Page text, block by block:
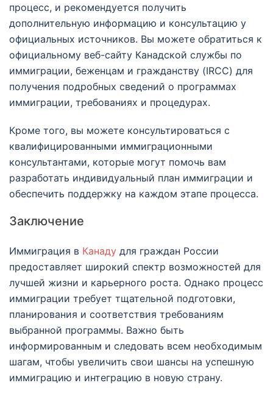
процесс, и рекомендуется получить
дополнительную информацию и консультацию у
официальных источников. Вы можете обратиться к
официальному веб-сайту Канадской службы по
иммиграции, беженцам и гражданству (IRCC) для
получения подробных сведений о программах
иммиграции, требованиях и процедурах.
Кроме того, вы можете консультироваться с
квалифицированными иммиграционными
консультантами, которые могут помочь вам
разработать индивидуальный план иммиграции и
обеспечить поддержку на каждом этапе процесса.
Заключение
Иммиграция в Канаду для граждан России
предоставляет широкий спектр возможностей для
лучшей жизни и карьерного роста. Однако процесс
иммиграции требует тщательной подготовки,
планирования и соответствия требованиям
выбранной программы. Важно быть
информированным и следовать всем необходимым
шагам, чтобы увеличить свои шансы на успешную
иммиграцию и интеграцию в новую страну.